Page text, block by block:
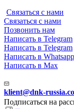
Связаться с нами
Связаться с нами
Позвонить нам
Написать в Telegram
Написать в Telegram
Написать в Whatsapp
Написать в Max
klient@dnk-
Подписаться на